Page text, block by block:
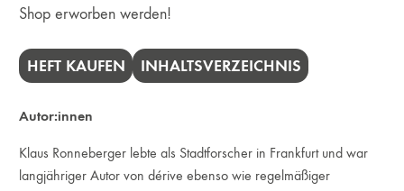
Shop erworben werden!
HEFT KAUFEN INHALTSVERZEICHNIS
Autor:innen
Klaus Ronneberger lebte als Stadtforscher in Frankfurt und war
langjähriger Autor von dérive ebenso wie regelmäßiger